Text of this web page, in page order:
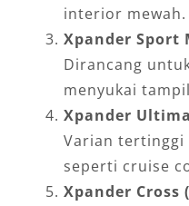
interior mewah.
Xpander Sport
Dirancang
menyukai
Xpander
Varian
seperti cruise
Xpander Cross